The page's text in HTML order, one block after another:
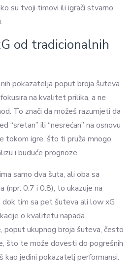
su tvoji timovi ili igrači stvarno
od tradicionalnih
pokazatelja poput broja šuteva
na kvalitet prilika, a ne
To znači da možeš razumjeti da
“sretan” ili “nesrećan” na osnovu
tokom igre, što ti pruža mnogo
i buduće prognoze.
samo dva šuta, ali oba sa
(npr. 0.7 i 0.8), to ukazuje na
tim sa pet šuteva ali low xG
o kvalitetu napada.
poput ukupnog broja šuteva, često
što te može dovesti do pogrešnih
kao jedini pokazatelj performansi.